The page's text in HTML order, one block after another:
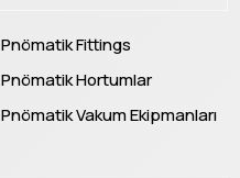
Pnömatik Fittings
Pnömatik Hortumlar
Pnömatik Vakum Ekipmanları